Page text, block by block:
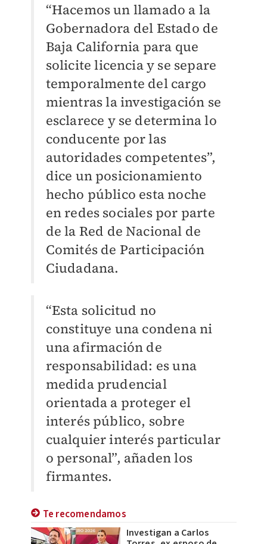
“Hacemos un llamado a la
Gobernadora del Estado de
Baja California para que
solicite licencia y se separe
temporalmente del cargo
mientras la investigación se
esclarece y se determina lo
conducente por las
autoridades competentes”,
dice un posicionamiento
hecho público esta noche
en redes sociales por parte
de la Red de Nacional de
Comités de Participación
Ciudadana.
“Esta solicitud no
constituye una condena ni
una afirmación de
responsabilidad: es una
medida prudencial
orientada a proteger el
interés público, sobre
cualquier interés particular
o personal”, añaden los
firmantes.
Te recomendamos
Investigan a Carlos